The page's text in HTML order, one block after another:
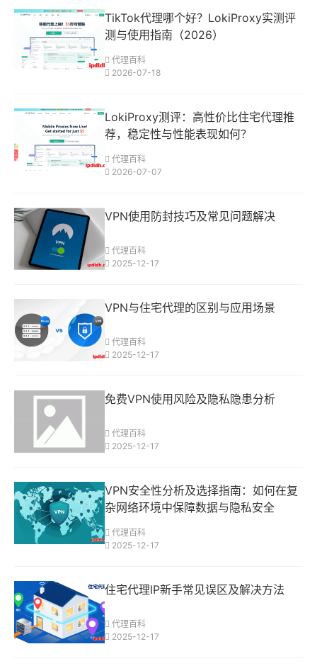
TikTok代理哪个好？LokiProxy实测评
测与使用指南（2026）
代理百科
2026-07-18
LokiProxy测评：高性价比住宅代理推
荐，稳定性与性能表现如何？
代理百科
2026-07-07
VPN使用防封技巧及常见问题解决
代理百科
2025-12-17
VPN与住宅代理的区别与应用场景
代理百科
2025-12-17
免费VPN使用风险及隐私隐患分析
代理百科
2025-12-17
VPN安全性分析及选择指南：如何在复
杂网络环境中保障数据与隐私安全
代理百科
2025-12-17
住宅代理IP新手常见误区及解决方法
代理百科
2025-12-17